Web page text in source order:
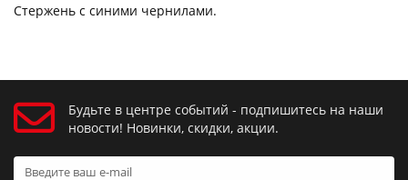
Стержень с синими чернилами.
Будьте в центре событий - подпишитесь на наши
новости! Новинки, скидки, акции.